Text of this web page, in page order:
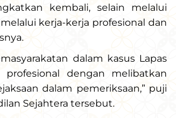
kembali, selain melalui
kerja-kerja profesional dan
dalam kasus Lapas
profesional dengan melibatkan
dalam pemeriksaan,” puji
Sejahtera tersebut.